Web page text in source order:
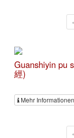
Guanshiyin pu
經)
Mehr